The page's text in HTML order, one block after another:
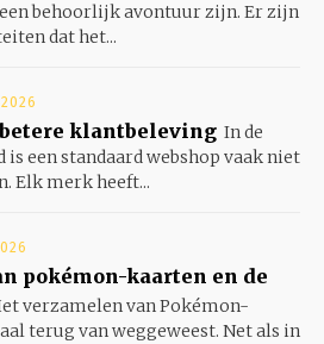
behoorlijk avontuur zijn. Er zijn
dat het...
klantbeleving In de
een standaard webshop vaak niet
Elk merk heeft...
pokémon-kaarten en de
verzamelen van Pokémon-
terug van weggeweest. Net als in